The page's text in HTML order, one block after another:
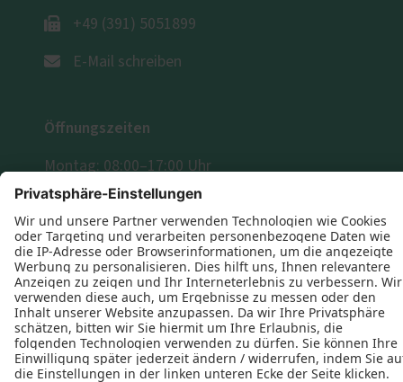
+49 (391) 5051899
E-Mail schreiben
Öffnungszeiten
Montag: 08:00–17:00 Uhr
Dienstag: 08:00–17:00 Uhr
Mittwoch: 08:00–17:00 Uhr
Donnerstag: 08:00–17:00 Uhr
Freitag: 08:00–14:00 Uhr